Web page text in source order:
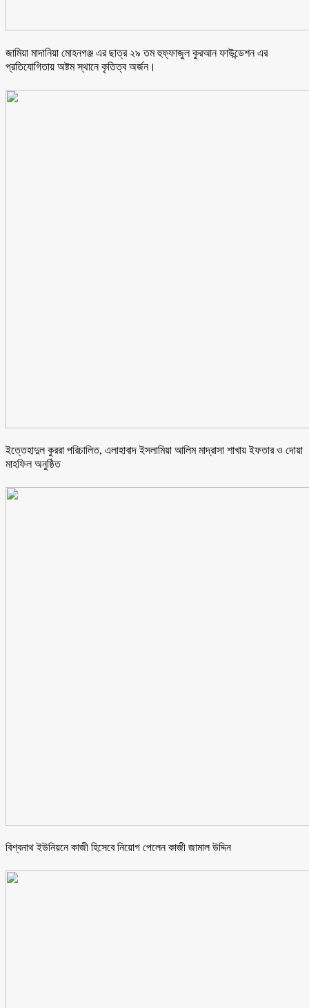
জামিয়া মাদানিয়া মোহনগঞ্জ এর ছাত্র ২৯ তম হুফ্ফাজুল কুরআন ফাউন্ডেশন এর
প্রতিযোগিতায় অষ্টম স্থানে কৃতিত্ব অর্জন।
ইত্তেহাদুল কুররা পরিচালিত, এলাহাবাদ ইসলামিয়া আলিম মাদ্রাসা শাখায় ইফতার ও দোয়া
মাহফিল অনুষ্ঠিত
বিশ্বনাথ ইউনিয়নে কাজী হিসেবে নিয়োগ পেলেন কাজী জামাল উদ্দিন